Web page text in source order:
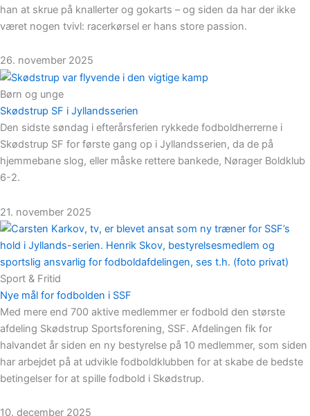
han at skrue på knallerter og gokarts – og siden da har der ikke
været nogen tvivl: racerkørsel er hans store passion.
26. november 2025
Børn og unge
Skødstrup SF i Jyllandsserien
Den sidste søndag i efterårsferien rykkede fodboldherrerne i
Skødstrup SF for første gang op i Jyllandsserien, da de på
hjemmebane slog, eller måske rettere bankede, Nørager Boldklub
6-2.
21. november 2025
Sport & Fritid
Nye mål for fodbolden i SSF
Med mere end 700 aktive medlemmer er fodbold den største
afdeling Skødstrup Sportsforening, SSF. Afdelingen fik for
halvandet år siden en ny bestyrelse på 10 medlemmer, som siden
har arbejdet på at udvikle fodboldklubben for at skabe de bedste
betingelser for at spille fodbold i Skødstrup.
10. december 2025